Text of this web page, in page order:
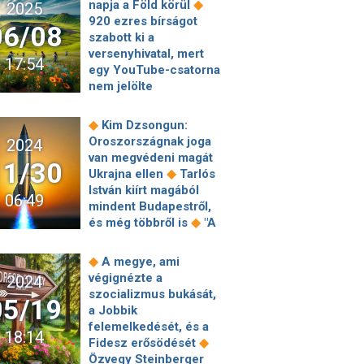
Plaza
mobilalkalmazását,
több ezer felhasználó
adatai szivárogtak ki
Figyelmeztetést adott
ki a WHO a
◆ Kia modellekhez
érkezik az LG
streaming megoldása
◆Zöldebb és
fenntarthatóbb Duna-
régió kialakításáért
fogtak össze a kutatók
gondolkodnak róla,
mégis mind
használnak Ai-t –
tudtukon kívül is
Indíthatatlanná
válhatnak a Linux-szal
működő gépek
2025
08
17:54
napja a Föld körül ◆
920 ezres bírságot
szabott ki a
versenyhivatal, mert
egy YouTube-csatorna
nem jelölte
hirdetést
Béla is
kormányváltásra
számít, és különleges
alkotmányi renddel
készülne fel rá ◆
„Maffia vagy
demokrácia”:
követelték az
előrehozott
választások kiírását◆
Békepártiság és
hadiipari profit:
kaszálnak a
2024
30
06:49
◆ Kim Dzsongun:
Oroszországnak joga
van megvédeni magát
Ukrajna ellen ◆ Tarlós
István kiírt magából
mindent Budapestről,
és még többről is ◆ "A
minőségével
kapcsolatos lefelé
mutató kockázatok"
miatt negatívra
rontotta a szuverén
magyar
adósságkilátást egy
2024
19
18:14
◆ A megye, ami
végignézte a
szocializmus bukását,
a Jobbik
felemelkedését, és a
Fidesz erősödését ◆
Özvegy Steinberger